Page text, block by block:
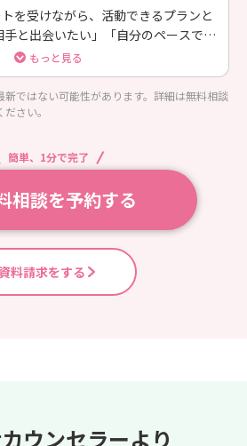
を受けながら、活動できるプランと
と出会いたい」「自分のペースで婚
もっと見る
ではない可能性があります。詳細は無料相談
さい。
簡単、1分で完了
相談を予約する
料請求をする
ウンセラーより